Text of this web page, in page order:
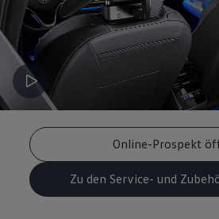
Online-Prospekt
Zu den Service- und